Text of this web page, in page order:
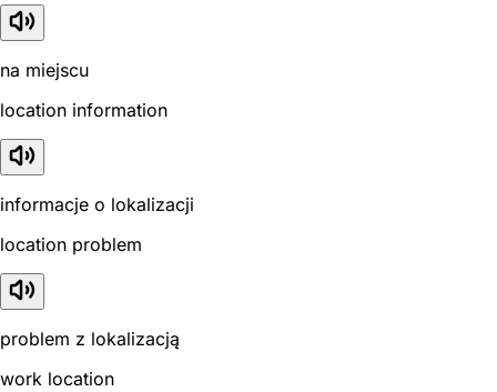
na miejscu
location information
informacje o lokalizacji
location problem
problem z lokalizacją
work location